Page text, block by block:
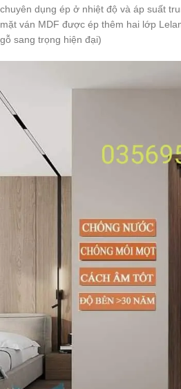
chuyên dụng ép ở nhiệt độ và áp suất
mặt ván MDF được ép thêm hai lớp
gỗ sang trọng hiện đại)